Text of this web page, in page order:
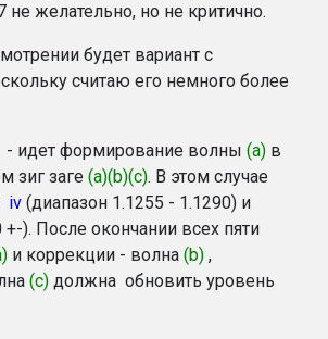
не желательно, но не критично.
будет вариант с
считаю его немного более
- идет формирование волны (a) в
зиг заге (a)(b)(c). В этом случае
iv (диапазон 1.1255 - 1.1290) и
+-). После окончании всех пяти
и коррекции - волна (b) ,
(с) должна обновить уровень